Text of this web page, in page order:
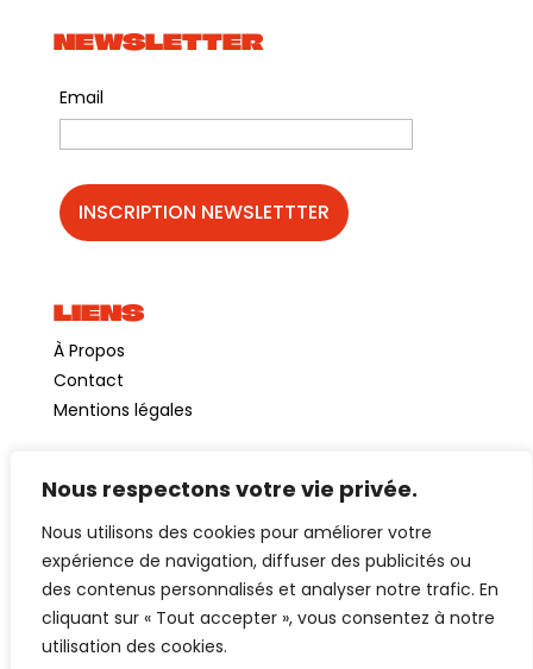
Nous respectons votre vie privée.
Nous utilisons des cookies pour améliorer votre
expérience de navigation, diffuser des publicités ou
des contenus personnalisés et analyser notre trafic. En
cliquant sur « Tout accepter », vous consentez à notre
utilisation des cookies.
NEWSLETTER
Email
LIENS
À Propos
Contact
Mentions légales
©GuinguetteChezAlriq2026
Création site internetYOSOY studio